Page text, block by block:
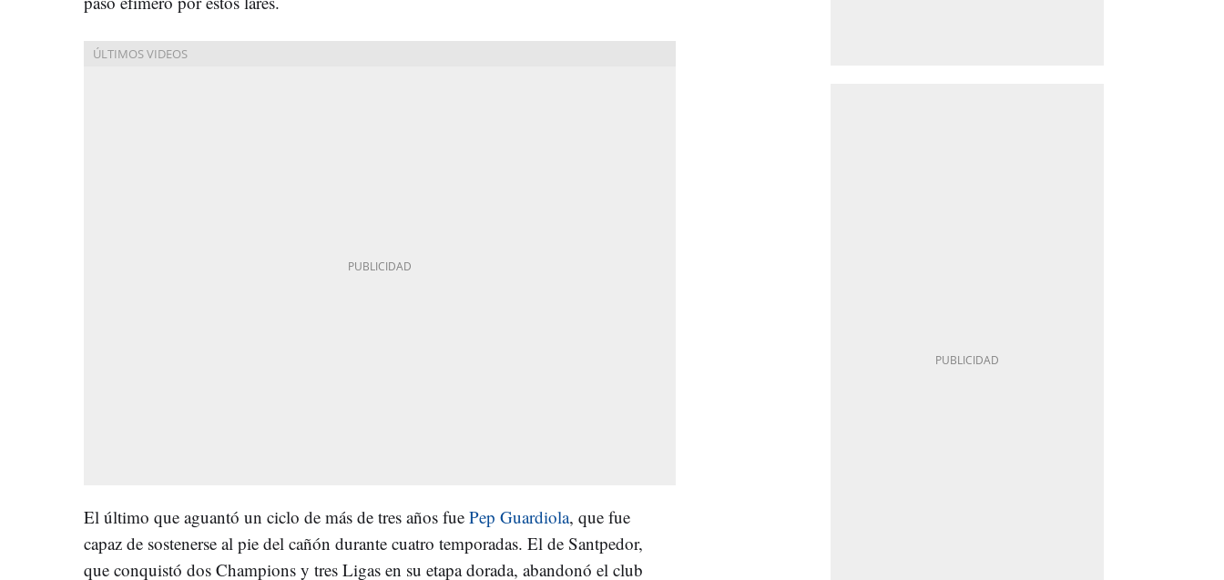
El último que aguantó un ciclo de más de tres años fue Pep Guardiola, que fue
capaz de sostenerse al pie del cañón durante cuatro temporadas. El de Santpedor,
que conquistó dos Champions y tres Ligas en su etapa dorada, abandonó el club